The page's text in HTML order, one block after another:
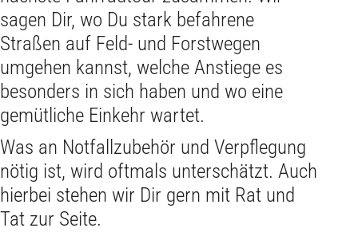
sagen Dir, wo Du stark befahrene
Straßen auf Feld- und Forstwegen
umgehen kannst, welche Anstiege es
besonders in sich haben und wo eine
gemütliche Einkehr wartet.
Was an Notfallzubehör und Verpflegung
nötig ist, wird oftmals unterschätzt. Auch
hierbei stehen wir Dir gern mit Rat und
Tat zur Seite.